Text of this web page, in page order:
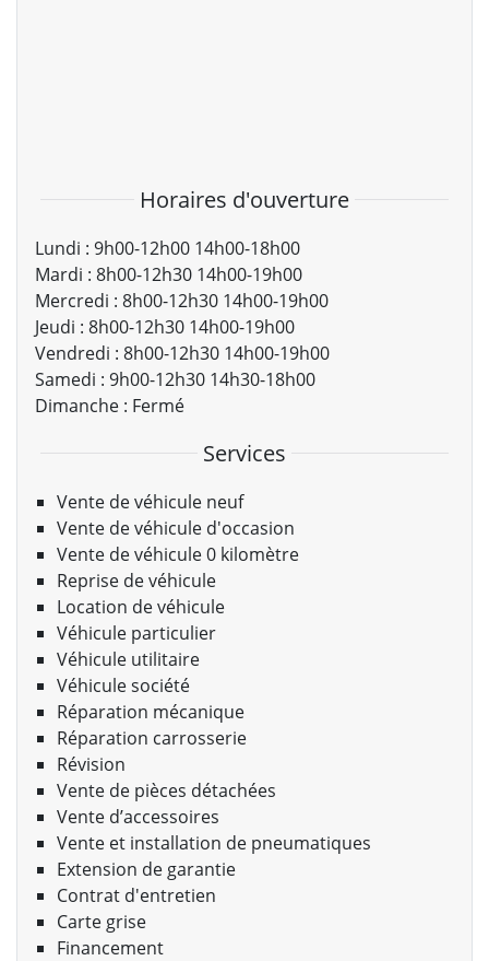
Horaires d'ouverture
Lundi : 9h00-12h00 14h00-18h00
Mardi : 8h00-12h30 14h00-19h00
Mercredi : 8h00-12h30 14h00-19h00
Jeudi : 8h00-12h30 14h00-19h00
Vendredi : 8h00-12h30 14h00-19h00
Samedi : 9h00-12h30 14h30-18h00
Dimanche : Fermé
Services
Vente de véhicule neuf
Vente de véhicule d'occasion
Vente de véhicule 0 kilomètre
Reprise de véhicule
Location de véhicule
Véhicule particulier
Véhicule utilitaire
Véhicule société
Réparation mécanique
Réparation carrosserie
Révision
Vente de pièces détachées
Vente d’accessoires
Vente et installation de pneumatiques
Extension de garantie
Contrat d'entretien
Carte grise
Financement